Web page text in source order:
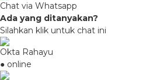
Chat via Whatsapp
Ada yang ditanyakan?
Silahkan klik untuk chat ini
Okta Rahayu
● online